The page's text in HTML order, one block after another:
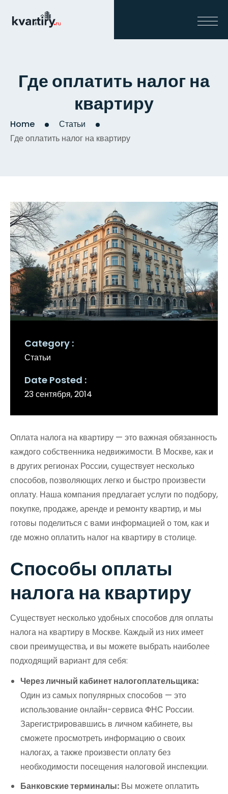
Где оплатить налог на
квартиру
Home
Статьи
Где оплатить налог на квартиру
Category
Статьи
Date Posted
23 сентября, 2014
Оплата налога на квартиру — это важная обязанность
каждого собственника недвижимости. В Москве, как и
в других регионах России, существует несколько
способов, позволяющих легко и быстро произвести
оплату. Наша компания предлагает услуги по подбору,
покупке, продаже, аренде и ремонту квартир, и мы
готовы поделиться с вами информацией о том, как и
где можно оплатить налог на квартиру в столице.
Способы оплаты
налога на квартиру
Существует несколько удобных способов для оплаты
налога на квартиру в Москве. Каждый из них имеет
свои преимущества, и вы можете выбрать наиболее
подходящий вариант для себя:
Через личный кабинет налогоплательщика:
Один из самых популярных способов — это
использование онлайн-сервиса ФНС России.
Зарегистрировавшись в личном кабинете, вы
сможете просмотреть информацию о своих
налогах, а также произвести оплату без
необходимости посещения налоговой инспекции.
Банковские терминалы: Вы можете оплатить